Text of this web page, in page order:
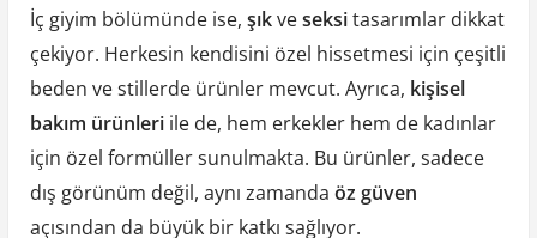
İç giyim bölümünde ise, şıkveseksitasarımlar dikkat
çekiyor. Herkesin kendisini özel hissetmesi için çeşitli
beden ve stillerde ürünler mevcut. Ayrıca, kişisel
bakım ürünleriile de, hem erkekler hem de kadınlar
için özel formüller sunulmakta. Bu ürünler, sadece
dış görünüm değil, aynı zamanda öz güven
açısından da büyük bir katkı sağlıyor.